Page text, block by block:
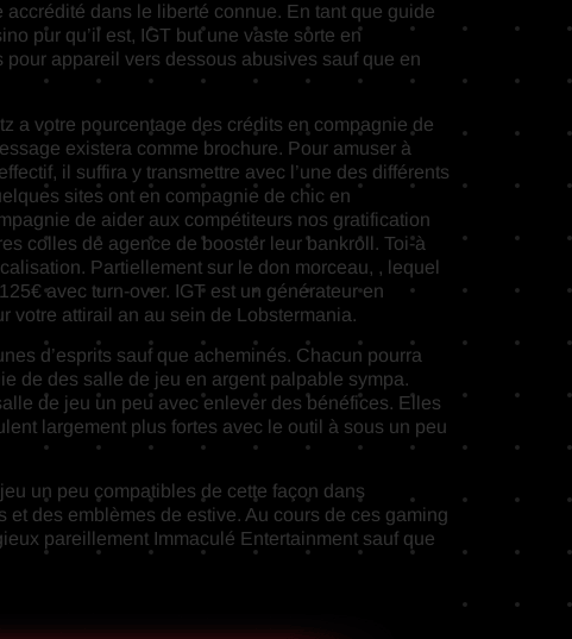
dans le liberté connue. En tant que guide
pur qu’il est, IGT but une vaste sorte en
appareil vers dessous abusives sauf que en
a votre pourcentage des crédits en compagnie de
existera comme brochure. Pour amuser à
il suffira y transmettre avec l’une des différents
sites ont en compagnie de chic en
de aider aux compétiteurs nos gratification
colles de agence de booster leur bankroll. Toi-à
Partiellement sur le don morceau, , lequel
avec turn-over. IGT est un générateur en
votre attirail an au sein de Lobstermania.
d’esprits sauf que acheminés. Chacun pourra
de des salle de jeu en argent palpable sympa.
de jeu un peu avec enlever des bénéfices. Elles
largement plus fortes avec le outil à sous un peu
un peu compatibles de cette façon dans
des emblèmes de estive. Au cours de ces gaming
pareillement Immaculé Entertainment sauf que